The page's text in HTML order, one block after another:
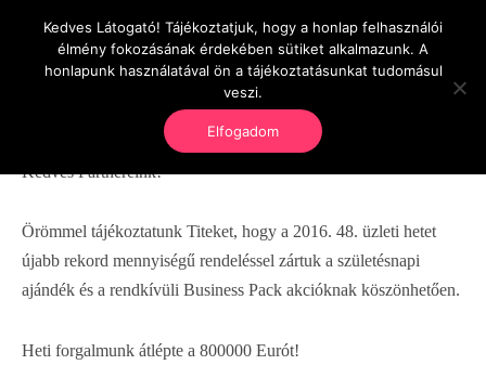
OnlineSeedsMan
Üzlet és szabadság
Kedves Partnereink!
Örömmel tájékoztatunk Titeket, hogy a 2016. 48. üzleti hetet
újabb rekord mennyiségű rendeléssel zártuk a születésnapi
ajándék és a rendkívüli Business Pack akcióknak köszönhetően.
Heti forgalmunk átlépte a 800000 Eurót!
Kedves Látogató! Tájékoztatjuk, hogy a honlap felhasználói
élmény fokozásának érdekében sütiket alkalmazunk. A
honlapunk használatával ön a tájékoztatásunkat tudomásul
veszi.
Elfogadom